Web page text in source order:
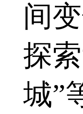
间
探
城”